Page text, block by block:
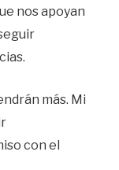
nos apoyan
más. Mi
con el